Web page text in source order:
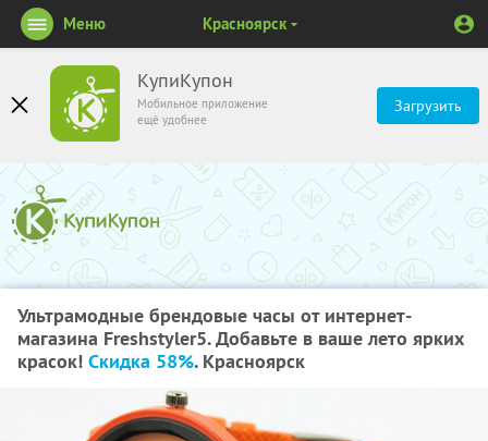
КупиКупон
Мобильное приложение
ещё удобнее
Загрузить
Меню Красноярск
Ультрамодные брендовые часы от интернет-
магазина Freshstyler5. Добавьте в ваше лето ярких
красок! Скидка 58%. Красноярск